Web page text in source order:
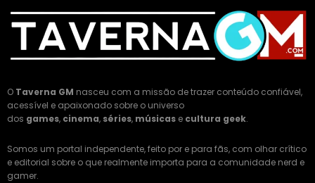
O Taverna GM nasceu com a missão de trazer conteúdo confiável,
acessível e apaixonado sobre o universo
dos games, cinema, séries, músicas e cultura geek.
Somos um portal independente, feito por e para fãs, com olhar crítico
e editorial sobre o que realmente importa para a comunidade nerd e
gamer.